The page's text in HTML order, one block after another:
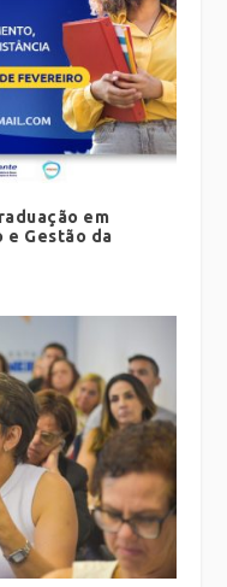
em
e Gestão da